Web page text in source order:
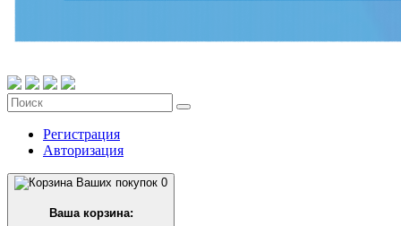
Регистрация
Авторизация
0
Ваша корзина: